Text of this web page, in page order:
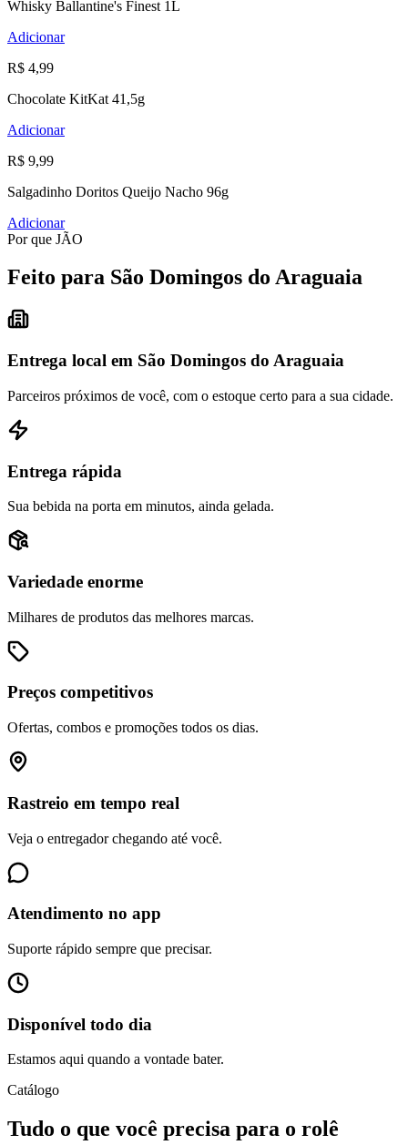
Whisky Ballantine's Finest 1L
Adicionar
R$ 4,99
Chocolate KitKat 41,5g
Adicionar
R$ 9,99
Salgadinho Doritos Queijo Nacho 96g
Adicionar
Por que JÃO
Feito para São Domingos do Araguaia
Entrega local em São Domingos do Araguaia
Parceiros próximos de você, com o estoque certo para a sua cidade.
Entrega rápida
Sua bebida na porta em minutos, ainda gelada.
Variedade enorme
Milhares de produtos das melhores marcas.
Preços competitivos
Ofertas, combos e promoções todos os dias.
Rastreio em tempo real
Veja o entregador chegando até você.
Atendimento no app
Suporte rápido sempre que precisar.
Disponível todo dia
Estamos aqui quando a vontade bater.
Catálogo
Tudo o que você precisa para o rolê